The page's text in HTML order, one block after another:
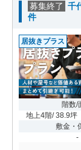
募集終了 千
件
居抜きプラス
階数/
地上4階/ 38.9坪
敷金・
-